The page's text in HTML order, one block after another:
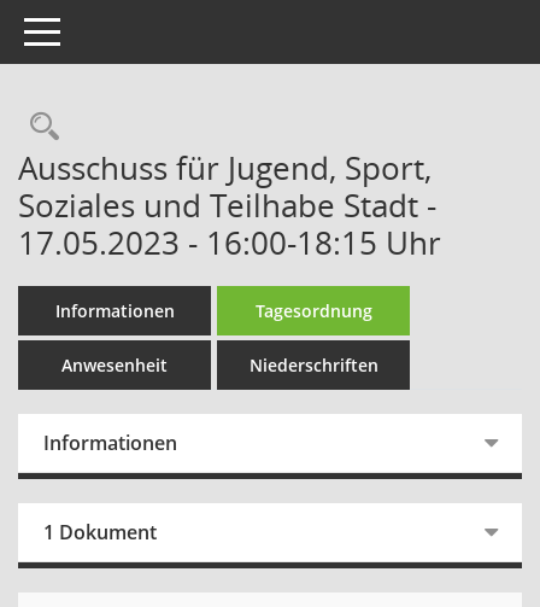
Toggle navigation
Rechercheauswahl
Ausschuss für Jugend, Sport,
Soziales und Teilhabe Stadt -
17.05.2023 - 16:00-18:15 Uhr
Informationen Tagesordnung
Anwesenheit Niederschriften
Informationen
1 Dokument